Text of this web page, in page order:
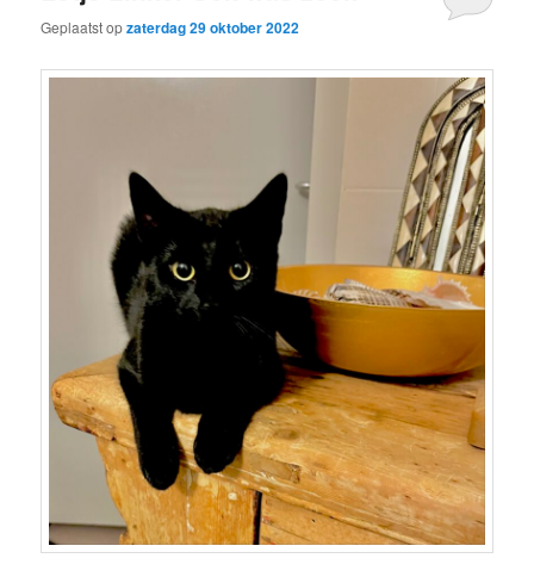
Geplaatst opzaterdag 29 oktober 2022